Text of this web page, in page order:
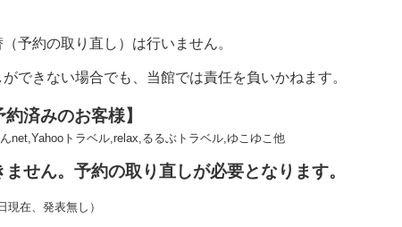
予約の取り直し）は行いません。
できない場合でも、当館では責任を負いかねます。
済みのお客様】
トラベル,relax,るるぶトラベル,ゆこゆこ他
せん。予約の取り直しが必要となります。
在、発表無し）